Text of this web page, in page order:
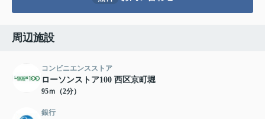
周辺施設
コンビニエンスストア
ローソンストア100 西区京町堀
95ｍ（2分）
銀行